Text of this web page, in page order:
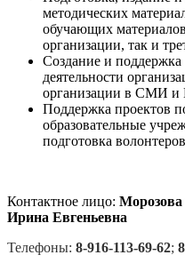
методических
обучающих
организации, так и
Создание и поддержка
деятельности
организации в СМИ и
Поддержка проектов
образовательные
подготовка
Контактное лицо:
Ирина Евгеньевна
Телефоны: 8-916-113-69-62;